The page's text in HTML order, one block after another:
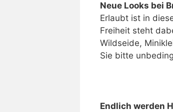
Neue Looks bei
Erlaubt ist in
Freiheit steht
Wildseide,
Sie bitte
Endlich werden